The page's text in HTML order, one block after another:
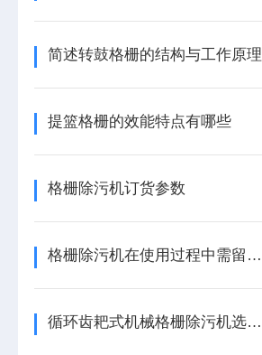
简述转鼓格栅的结构与工作原理
提篮格栅的效能特点有哪些
格栅除污机订货参数
格栅除污机在使用过程中需留意这些细节
循环齿耙式机械格栅除污机选型方案